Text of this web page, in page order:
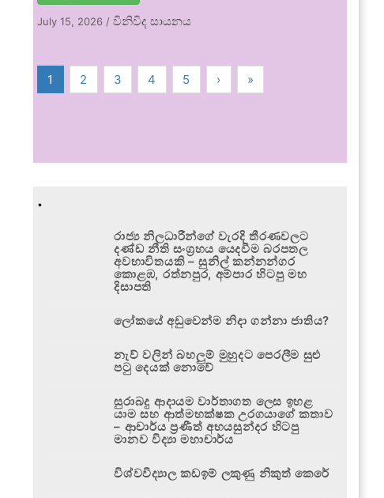
July 15, 2026 /විනිවිද සායනය
1 2 3 4 5 › »
.
රාජ්‍ය නිලධාරීන්ගේ වැරදි තීරණවලට
දණ්ඩ නීති සංග්‍රහය යෙදවීම බරපතල
අවභාවිතයකි – සුනිල් කන්නන්ගර
කොළඹ, රත්නපුර, අම්පාර හිටපු මහ
දිසාපති
ලෝකයේ අඩුවෙන්ම නිදා ගන්නා ජාතිය?
නැව් වලින් බහලුම් මුහුදට පෙරලීම සුළු
පටු දෙයක් නොවේ
සුරාබදු ආදායම වාර්තාගත ලෙස ඉහළ
යාම සහ ආත්මභක්ෂක උරගයාගේ කතාව
– ආචාර්ය ප්‍රණීත් අභයසුන්දර හිටපු
මානව විද්‍යා මහාචාර්ය
විශ්වවිද්‍යාල කඩඉම් ලකුණු නිකුත් කෙරේ